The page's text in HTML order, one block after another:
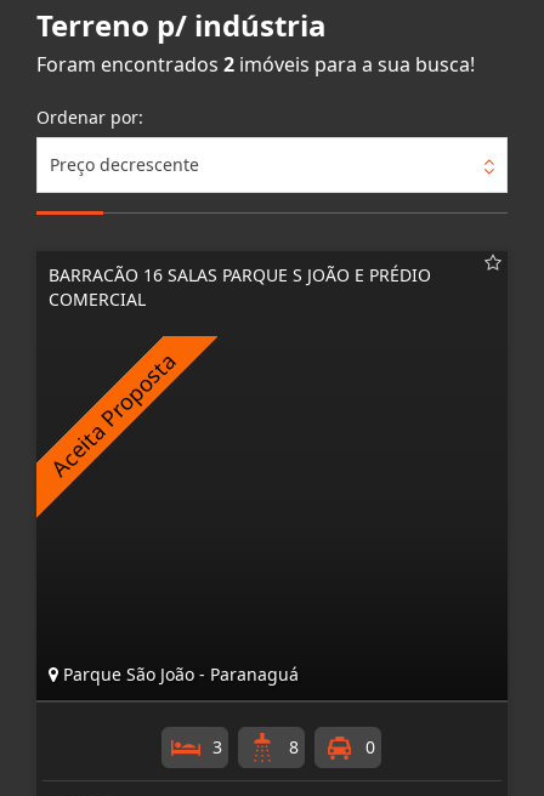
Terreno p/ indústria
Foram encontrados 2 imóveis para a sua busca!
Ordenar por:
Preço decrescente
BARRACÃO 16 SALAS PARQUE S JOÃO E PRÉDIO
COMERCIAL
Parque São João - Paranaguá
3 8 0